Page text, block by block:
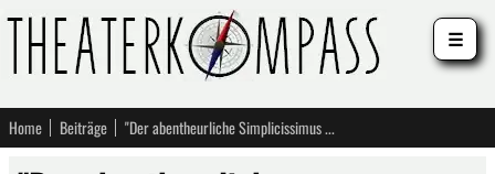
Home Beiträge "Der abentheurliche Simplicissimus Teutsch" nach Hans Jacob Christoffel Grimmelshausen, Staatsschauspiel Dresden
☰